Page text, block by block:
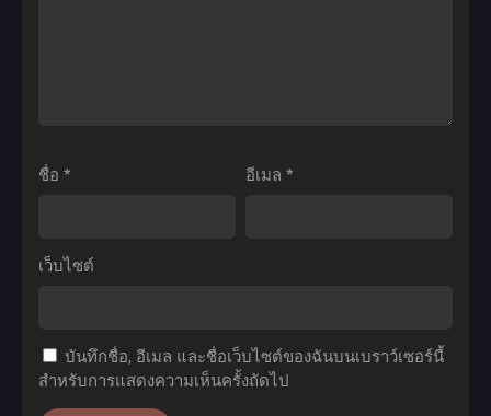
ไทย
ชื่อ * อีเมล *
เว็บไซต์
บันทึกชื่อ, อีเมล และชื่อเว็บไซต์ของฉันบนเบราว์เซอร์นี้
สำหรับการแสดงความเห็นครั้งถัดไป